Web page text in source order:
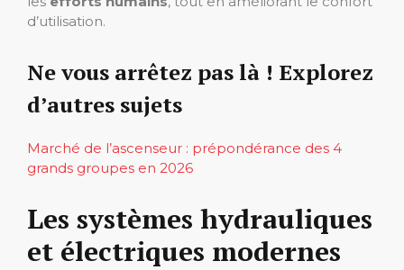
d’utilisation.
Ne vous arrêtez pas là ! Explorez
d’autres sujets
Marché de l’ascenseur : prépondérance des 4
grands groupes en 2026
Les systèmes hydrauliques
et électriques modernes